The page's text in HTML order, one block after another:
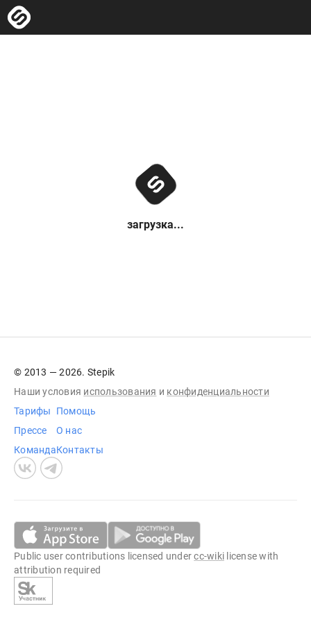
загрузка...
© 2013 — 2026. Stepik
Наши условия использования и конфиденциальности
Тарифы
Прессе
Команда
Помощь
О нас
Контакты
Public user contributions licensed undercc-wiki license with
attribution required